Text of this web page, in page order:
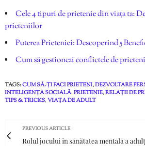
Cele 4 tipuri de prietenie din viața ta:
prieteniilor
Puterea Prieteniei: Descoperind 5
Cum să gestionezi conflictele de
TAGS:CUM SĂ-ȚI FACI PRIETENI,DEZVOLTARE
INTELIGENȚA SOCIALĂ,PRIETENIE,RELAȚII DE
TIPS & TRICKS,VIAȚA DE ADULT
PREVIOUS ARTICLE
Rolul jocului în sănătatea mentală a